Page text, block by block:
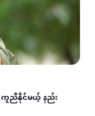
ကူညီနိုင်မယ့် နည်း